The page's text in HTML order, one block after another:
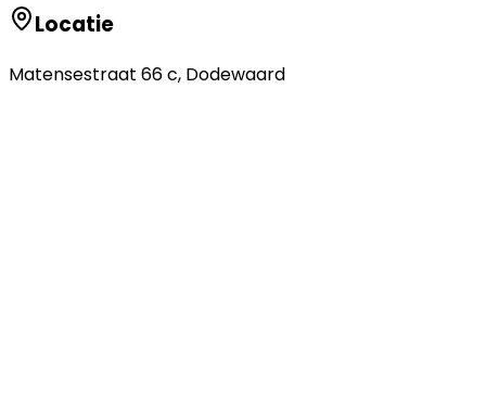
Locatie
Matensestraat 66 c, Dodewaard